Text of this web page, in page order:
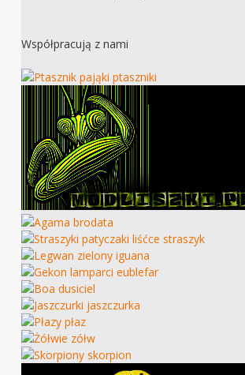
Współpracują z nami